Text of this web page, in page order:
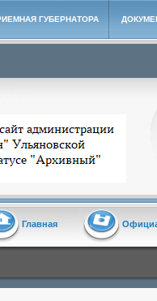
ГУБЕРНАТОРА
МО "Карсунский район"
Главная